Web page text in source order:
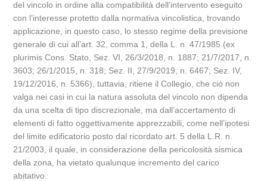
del vincolo in ordine alla compatibilità dell’intervento eseguito
con l’interesse protetto dalla normativa vincolistica, trovando
applicazione, in questo caso, lo stesso regime della previsione
generale di cui all’art. 32, comma 1, della L. n. 47/1985 (ex
plurimis Cons. Stato, Sez. VI, 26/3/2018, n. 1887; 21/7/2017, n.
3603; 26/1/2015, n. 318; Sez. II, 27/9/2019, n. 6467; Sez. IV,
19/12/2016, n. 5366), tuttavia, ritiene il Collegio, che ciò non
valga nei casi in cui la natura assoluta del vincolo non dipenda
da una scelta di tipo discrezionale, ma dall’accertamento di
elementi di fatto oggettivamente apprezzabili, come nell’ipotesi
del limite edificatorio posto dal ricordato art. 5 della L.R. n.
21/2003, il quale, in considerazione della pericolosità sismica
della zona, ha vietato qualunque incremento del carico
abitativo.